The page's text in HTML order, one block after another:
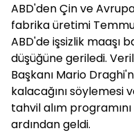
ABD'den Çin ve
fabrika üretimi
ABD'de işsizlik maaşı
düşüğüne geriledi.
Başkanı Mario
kalacağını söylemesi
tahvil alım
ardından geldi.